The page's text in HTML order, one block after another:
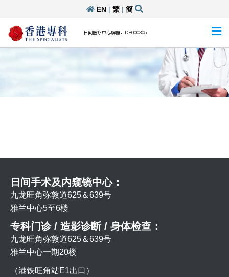
EN| 繁| 簡
日间医疗中心牌照：DP000305
日间手术及内窥镜中心：
九龙旺角弥敦道625＆639号
雅兰中心5至6楼
专科门诊 / 造影诊断 / 身体检查：
九龙旺角弥敦道625＆639号
雅兰中心一期20楼
（港铁旺角站E1出口）